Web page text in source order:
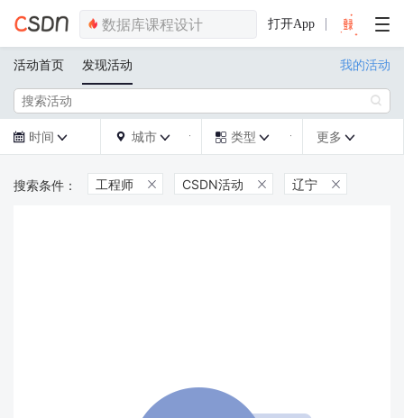
打开App
活动首页 发现活动 我的活动

 时间   城市   类型  更多 
工程师  CSDN活动  辽宁 